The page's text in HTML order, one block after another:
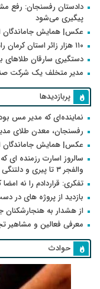
دادستان رفسنجان: رفع
پیگیری می‌شود
عکس| همایش جاماندگان
۱۱۰ هزار زائر استان کرمان راهی سفر اربعین شدند
دستگیری سارقان طلاهای
مدیر متخلف یک شرکت
پربازدیدها
نماینده‌ای که مدیر مس
رفسنجان، معدن طلای
عکس| همایش جاماندگان
سالروز اسارت رزمنده ای
والفجر ۳ تا پیری و دلتنگی برای رفقای شهید
تفکری: قراردادم را نه
بازدید از پروژه های
از هشدار به هنجارشکنان
معرفی فعالین و مشاهیر
حوادث